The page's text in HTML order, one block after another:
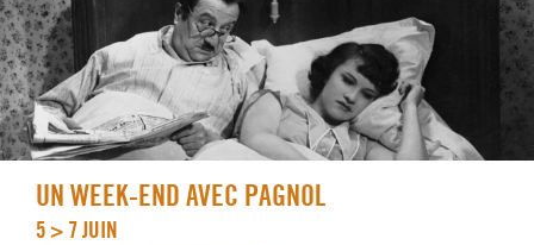
UN WEEK-END AVEC PAGNOL
5 > 7 JUIN